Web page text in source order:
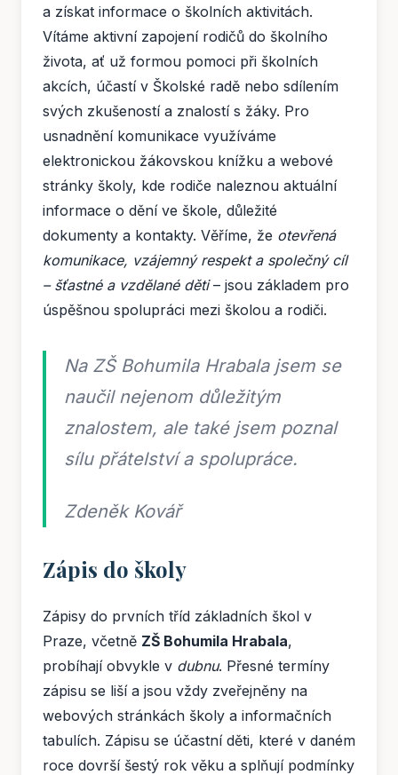
a získat informace o školních aktivitách.
Vítáme aktivní zapojení rodičů do školního
života, ať už formou pomoci při školních
akcích, účastí v Školské radě nebo sdílením
svých zkušeností a znalostí s žáky. Pro
usnadnění komunikace využíváme
elektronickou žákovskou knížku a webové
stránky školy, kde rodiče naleznou aktuální
informace o dění ve škole, důležité
dokumenty a kontakty. Věříme, že otevřená
komunikace, vzájemný respekt a společný cíl
– šťastné a vzdělané děti– jsou základem pro
úspěšnou spolupráci mezi školou a rodiči.
Na ZŠ Bohumila Hrabala jsem se
naučil nejenom důležitým
znalostem, ale také jsem poznal
sílu přátelství a spolupráce.
Zdeněk Kovář
Zápis do školy
Zápisy do prvních tříd základních škol v
Praze, včetně ZŠ Bohumila Hrabala,
probíhají obvykle v dubnu. Přesné termíny
zápisu se liší a jsou vždy zveřejněny na
webových stránkách školy a informačních
tabulích. Zápisu se účastní děti, které v daném
roce dovrší šestý rok věku a splňují podmínky